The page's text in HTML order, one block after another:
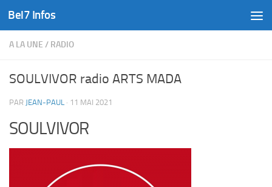
Skip to content
Bel7 Infos
A LA UNE / RADIO
SOULVIVOR radio ARTS MADA
PAR JEAN-PAUL · 11 MAI 2021
SOULVIVOR